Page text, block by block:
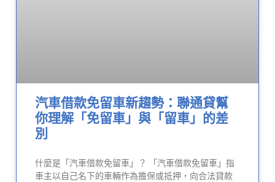
汽車借款免留車新趨勢：聯通貸幫
你理解「免留車」與「留車」的差
別
什麼是「汽車借款免留車」？ 「汽車借款免留車」指
車主以自己名下的車輛作為擔保或抵押，向合法貸款